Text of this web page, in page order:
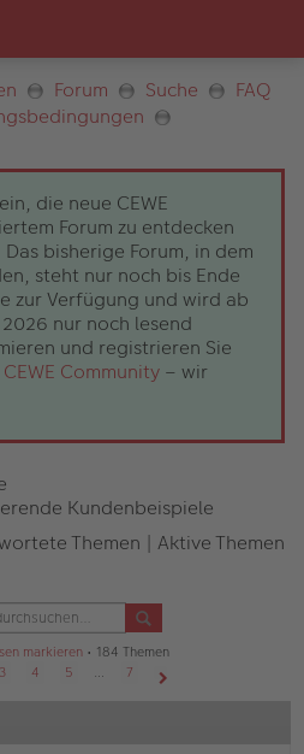
Forum Suche
FAQ
die neue CEWE
Forum zu entdecken
bisherige Forum, in dem
steht nur noch bis Ende
zur Verfügung und wird ab
nur noch lesend
und registrieren Sie
Community – wir
Kundenbeispiele
Themen | Aktive Themen
markieren• 184 Themen
3 4 5 …
7